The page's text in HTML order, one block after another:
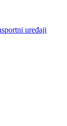
uređaji